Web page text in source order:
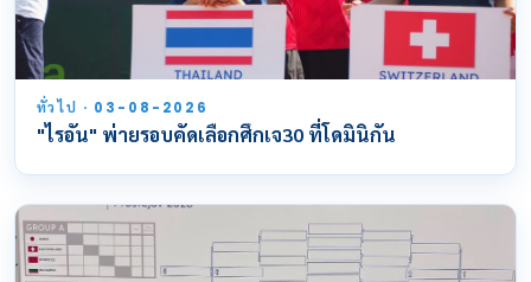
ทั่วไป · 03-08-2026
"ไรอัน" พ่ายรอบคัดเลือกศึกเจ30 ที่โดมินิกัน